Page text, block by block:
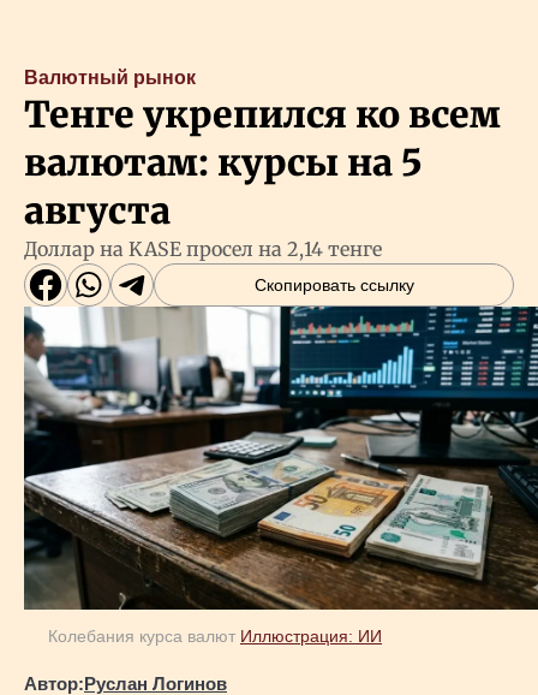
Валютный рынок
Тенге укрепился ко всем
валютам: курсы на 5
августа
Доллар на KASE просел на 2,14 тенге
Скопировать ссылку
Колебания курса валют Иллюстрация: ИИ
Автор:Руслан Логинов